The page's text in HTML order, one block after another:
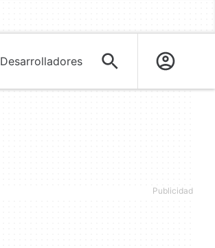
Desarrolladores